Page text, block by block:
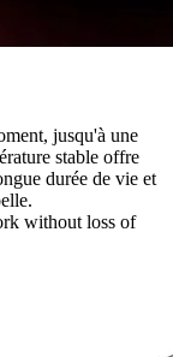
jusqu'à une
stable offre
durée de vie et
without loss of